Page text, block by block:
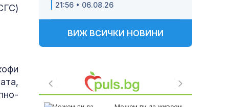
21:56 • 06.08.26
ВИЖ ВСИЧКИ НОВИНИ